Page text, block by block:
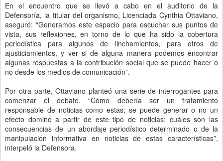
En el encuentro que se llevó a cabo en el auditorio de la
Defensoría, la titular del organismo, Licenciada Cynthia Ottaviano,
aseguró: “Generamos este espacio para escuchar sus puntos de
vista, sus reflexiones, en torno de lo que ha sido la cobertura
periodística para algunos de linchamientos, para otros de
ajusticiamientos, y ver si de alguna manera podemos encontrar
algunas respuestas a la contribución social que se puede hacer o
no desde los medios de comunicación”.
Por otra parte, Ottaviano planteó una serie de interrogantes para
comenzar el debate. “Cómo debería ser un tratamiento
responsable de noticias como estas; se puede generar o no un
efecto dominó a partir de este tipo de noticias; cuáles son las
consecuencias de un abordaje periodístico determinado o de la
manipulación informativa en noticias de estas características”,
interpeló la Defensora.